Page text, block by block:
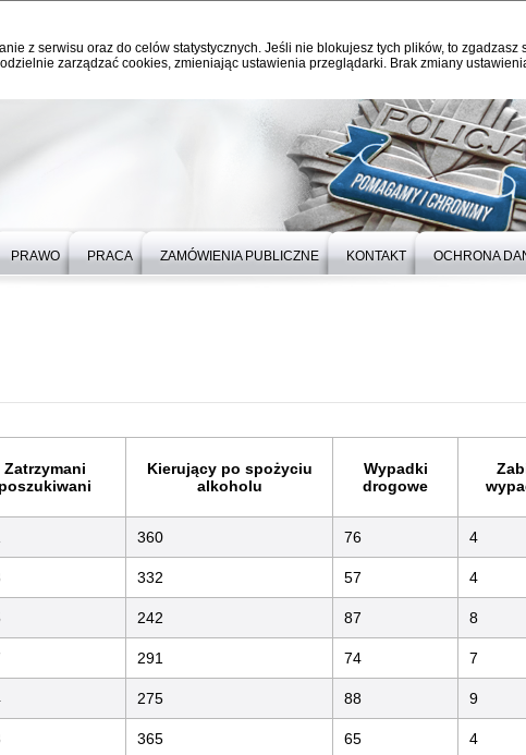
z serwisu oraz do celów statystycznych. Jeśli nie blokujesz tych plików, to zgadzasz
zarządzać cookies, zmieniając ustawienia przeglądarki. Brak zmiany
PRAWO PRACA ZAMÓWIENIA PUBLICZNE KONTAKT OCHRONA
Zatrzymani
poszukiwani
Kierujący po spożyciu
alkoholu
Wypadki
drogowe
360 76 4
332 57 4
242 87 8
291 74 7
275 88 9
365 65 4